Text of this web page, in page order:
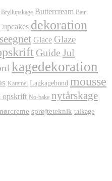
Bryllupskage Buttercream Bær
dekoration
Glace Glaze
Guide Jul
kagedekoration
Karamel Lagkagebund mousse
opskrift No-bake nytårskage
sprøjteteknik talkage